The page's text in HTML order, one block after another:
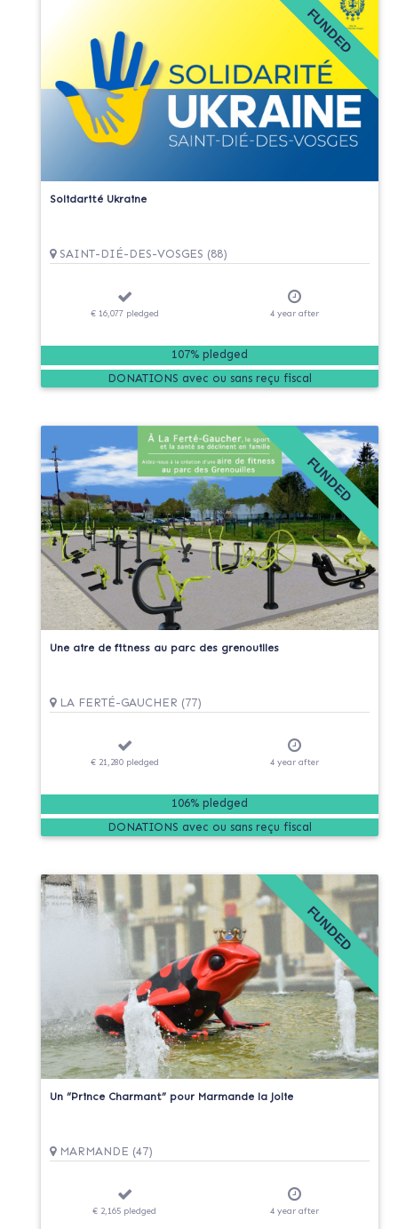
FUNDED
Solidarité Ukraine
SAINT-DIÉ-DES-VOSGES (88)
€ 16,077 pledged 4 year after
107% pledged
DONATIONS
FUNDED
Une aire de fitness au parc des grenouilles
LA FERTÉ-GAUCHER (77)
€ 21,280 pledged 4 year after
106% pledged
DONATIONS
FUNDED
Un “Prince Charmant” pour Marmande la Jolie
MARMANDE (47)
€ 2,165 pledged 4 year after